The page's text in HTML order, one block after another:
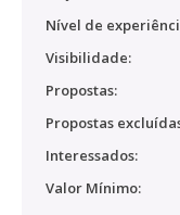
Nível de
Visibilidade:
Propostas:
Propostas
Interessados:
Valor Mínimo: